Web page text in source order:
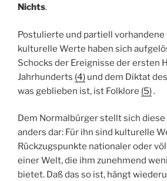
Nichts.
Postulierte und partiell
kulturelle Werte haben sich
Schocks der Ereignisse der ersten
Jahrhunderts (4) und dem Diktat des
was geblieben ist, ist Folklore (5).
Dem Normalbürger stellt sich
anders dar: Für ihn sind kulturelle
Rückzugspunkte nationaler oder
einer Welt, die ihm zunehmend
bietet. Daß das so ist, hängt